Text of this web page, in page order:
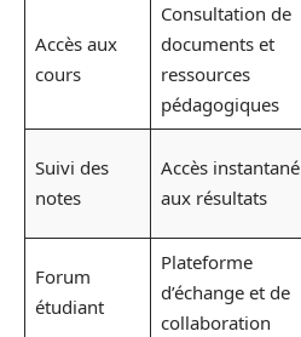
Accès aux
cours
Consultation de
documents et
ressources
pédagogiques
Suivi des
notes
Accès instantané
aux résultats
Forum
étudiant
Plateforme
d’échange et de
collaboration